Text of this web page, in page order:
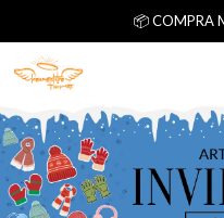
📦 COMPRA
CÓMO COMPRAR
CONTACTO